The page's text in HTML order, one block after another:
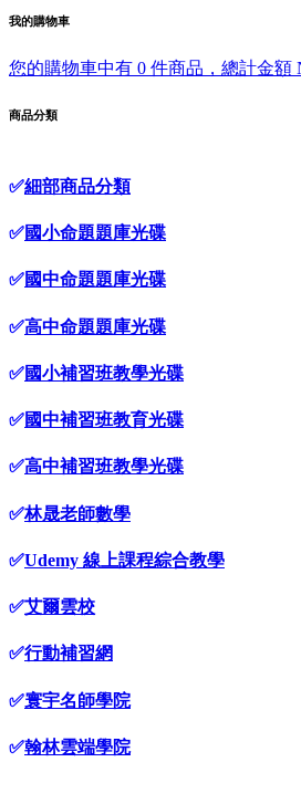
我的購物車
您的購物車中有 0 件商品，總計金額
商品分類
✅細部商品分類
✅國小命題題庫光碟
✅國中命題題庫光碟
✅高中命題題庫光碟
✅國小補習班教學光碟
✅國中補習班教育光碟
✅高中補習班教學光碟
✅林晟老師數學
✅Udemy 線上課程綜合教學
✅艾爾雲校
✅行動補習網
✅寰宇名師學院
✅翰林雲端學院